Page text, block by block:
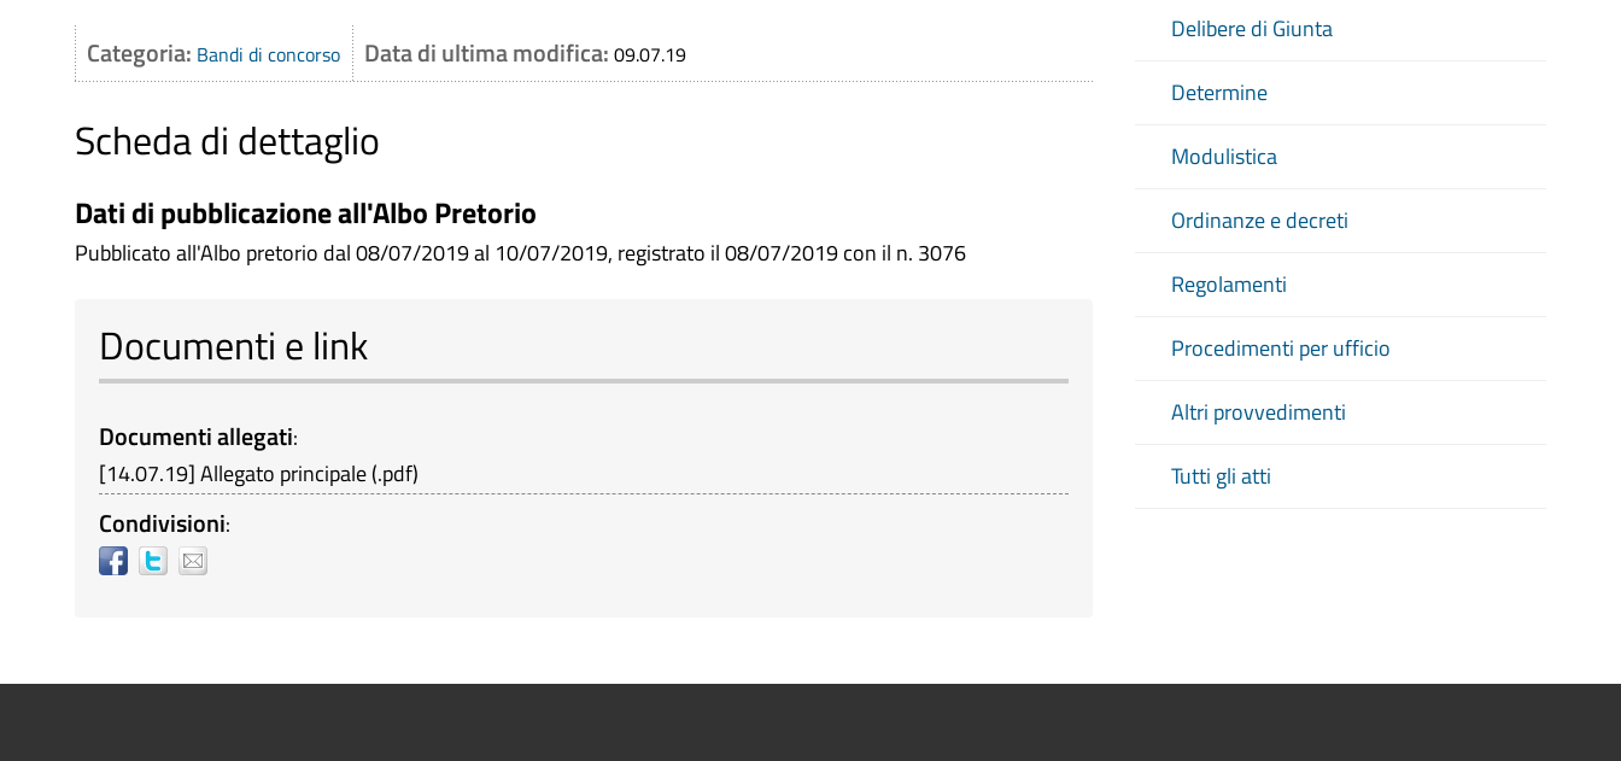
Categoria: Bandi di concorso Data di ultima modifica: 09.07.19
Scheda di dettaglio
Dati di pubblicazione all'Albo Pretorio
Pubblicato all'Albo pretorio dal 08/07/2019 al 10/07/2019, registrato il 08/07/2019 con il n. 3076
Documenti e link
Documenti allegati:
[14.07.19]Allegato principale(.pdf)
Condivisioni:
Delibere di Giunta
Determine
Modulistica
Ordinanze e decreti
Regolamenti
Procedimenti per ufficio
Altri provvedimenti
Tutti gli atti